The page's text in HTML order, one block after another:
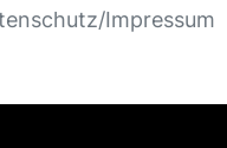
Impressum